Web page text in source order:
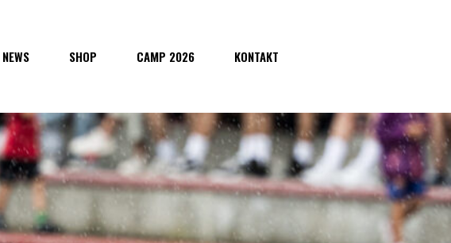
NEWS SHOP CAMP 2026 KONTAKT